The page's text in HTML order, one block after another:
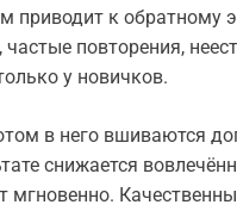
приводит к обратному
повторения,
у новичков.
в него вшиваются
снижается